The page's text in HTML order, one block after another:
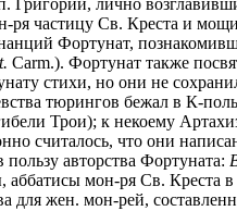
Григорий, лично
частицу Св. Креста и
Фортунат,
Carm.). Фортунат также
стихи, но они не
тюрингов бежал в К-
Трои); к некоему
считалось, что они
авторства Фортуната:
аббатисы мон-ря Св.
для жен. мон-рей,